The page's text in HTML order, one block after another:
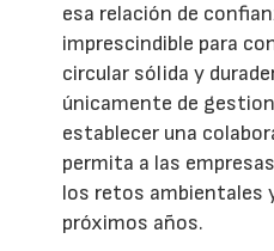
esa relación de
imprescindible para
circular sólida y
únicamente de
establecer una
permita a las
los retos ambientales
próximos años.